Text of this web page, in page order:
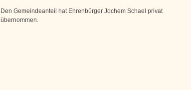
Den Gemeindeanteil hat Ehrenbürger Jochem Schael privat
übernommen.